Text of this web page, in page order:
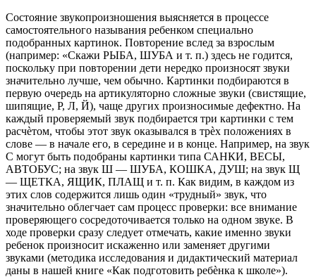
Состояние звукопроизношения выясняется в процессе
самостоятельного называния ребенком специально
подобранных картинок. Повторение вслед за взрослым
(например: «Скажи РЫБА, ШУБА и т. п.) здесь не годится,
поскольку при повторении дети нередко произносят звуки
значительно лучше, чем обычно. Картинки подбираются в
первую очередь на артикуляторно сложные звуки (свистящие,
шипящие, Р, Л, Й), чаще других произносимые дефектно. На
каждый проверяемый звук подбирается три картинки с тем
расчѐтом, чтобы этот звук оказывался в трѐх положениях в
слове — в начале его, в середине и в конце. Например, на звук
С могут быть подобраны картинки типа САНКИ, ВЕСЫ,
АВТОБУС; на звук Ш — ШУБА, КОШКА, ДУШ; на звук Щ
— ЩЕТКА, ЯЩИК, ПЛАЩ и т. п. Как видим, в каждом из
этих слов содержится лишь один «трудный» звук, что
значительно облегчает сам процесс проверки: все внимание
проверяющего сосредоточивается только на одном звуке. В
ходе проверки сразу следует отмечать, какие именно звуки
ребенок произносит искаженно или заменяет другими
звуками (методика исследования и дидактический материал
даны в нашей книге «Как подготовить ребѐнка к школе»).